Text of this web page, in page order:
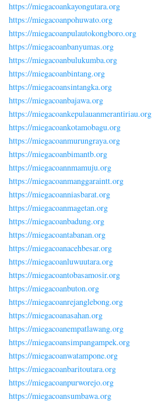
https://miegacoankayongutara.org
https://miegacoanpohuwato.org
https://miegacoanpulautokongboro.org
https://miegacoanbanyumas.org
https://miegacoanbulukumba.org
https://miegacoanbintang.org
https://miegacoansintangka.org
https://miegacoanbajawa.org
https://miegacoankepulauanmerantiriau.org
https://miegacoankotamobagu.org
https://miegacoanmurungraya.org
https://miegacoanbimantb.org
https://miegacoannmamuju.org
https://miegacoanmanggaraintt.org
https://miegacoanniasbarat.org
https://miegacoanmagetan.org
https://miegacoanbadung.org
https://miegacoantabanan.org
https://miegacoanacehbesar.org
https://miegacoanluwuutara.org
https://miegacoantobasamosir.org
https://miegacoanbuton.org
https://miegacoanrejanglebong.org
https://miegacoanasahan.org
https://miegacoanempatlawang.org
https://miegacoansimpangampek.org
https://miegacoanwatampone.org
https://miegacoanbaritoutara.org
https://miegacoanpurworejo.org
https://miegacoansumbawa.org